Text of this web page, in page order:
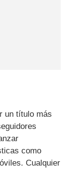
un título más
como
Cualquier